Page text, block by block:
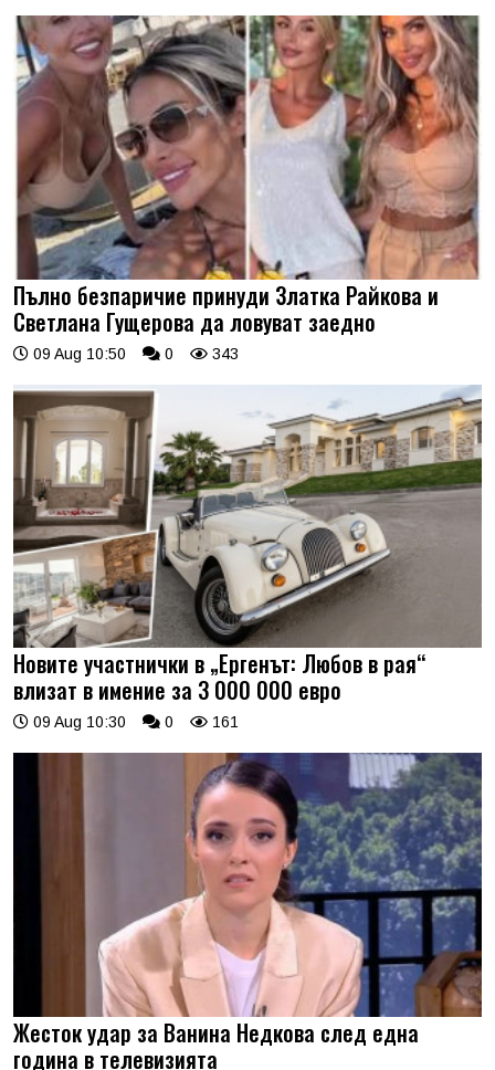
Пълно безпаричие принуди Златка Райкова и
Светлана Гущерова да ловуват заедно
09 Aug 10:50 0 343
Новите участнички в „Ергенът: Любов в рая“
влизат в имение за 3 000 000 евро
09 Aug 10:30 0 161
Жесток удар за Ванина Недкова след една
година в телевизията